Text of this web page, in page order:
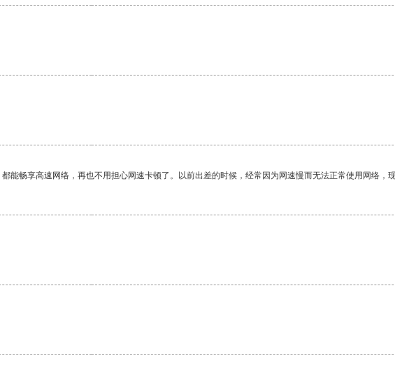
畅享高速网络，再也不用担心网速卡顿了。以前出差的时候，经常因为网速慢而无法正常使用网络，